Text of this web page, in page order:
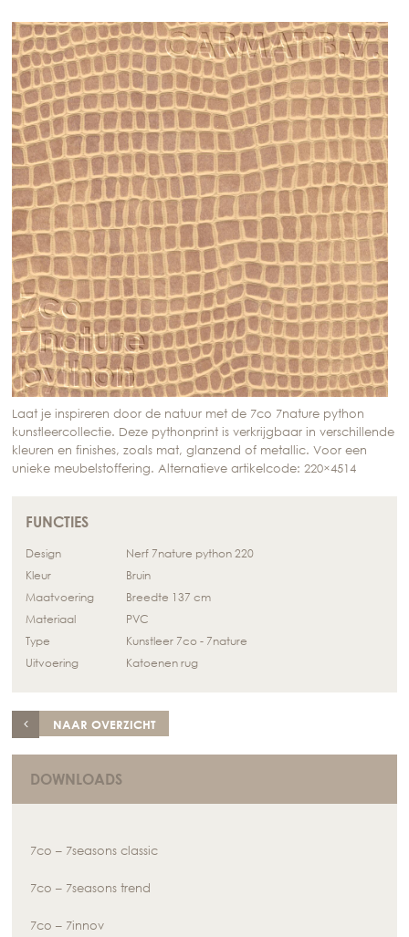
Laat je inspireren door de natuur met de 7co 7nature python
kunstleercollectie. Deze pythonprint is verkrijgbaar in verschillende
kleuren en finishes, zoals mat, glanzend of metallic. Voor een
unieke meubelstoffering. Alternatieve artikelcode: 220×4514
FUNCTIES
Design
Nerf 7nature python 220
Kleur
Bruin
Maatvoering
Breedte 137 cm
Materiaal
PVC
Type
Kunstleer 7co - 7nature
Uitvoering
Katoenen rug
NAAR OVERZICHT
DOWNLOADS
7co – 7seasons classic
7co – 7seasons trend
7co – 7innov